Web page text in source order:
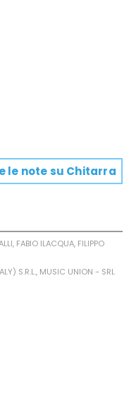
le note su Chitarra
FABIO ILACQUA, FILIPPO
S.R.L., MUSIC UNION - SRL